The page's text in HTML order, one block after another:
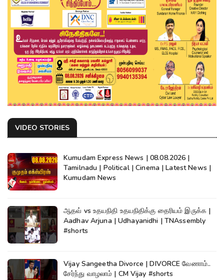
VIDEO STORIES
Kumudam Express News | 08.08.2026 |
Tamilnadu | Political | Cinema | Latest News |
Kumudam News
ஆதவ் vs உதயநிதி உதயநிதிக்கு தைரியம் இருக்க |
Aadhav Arjuna | Udhayanidhi | TNAssembly
#shorts
Vijay Sangeetha Divorce | DIVORCE வேணாம்..
சேர்ந்து வாழலாம் | CM Vijay #shorts